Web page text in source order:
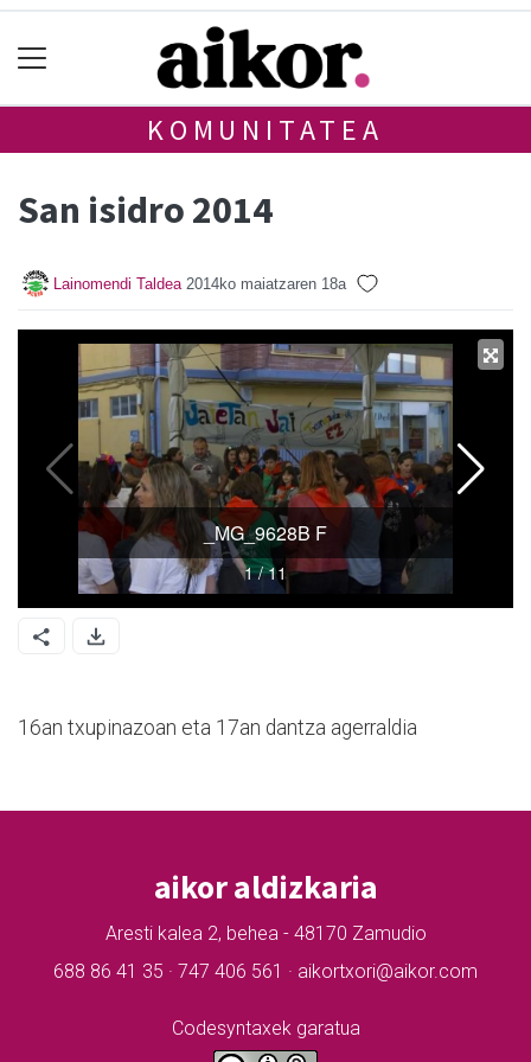
KOMUNITATEA
San isidro 2014
Lainomendi Taldea 2014ko maiatzaren 18a
16an txupinazoan eta 17an dantza agerraldia
aikor aldizkaria
Aresti kalea 2, behea - 48170 Zamudio
688 86 41 35 · 747 406 561 · aikortxori@aikor.com
Codesyntaxek garatua